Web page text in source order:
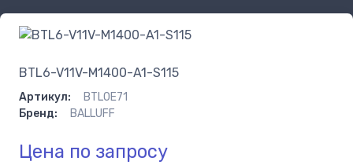
BTL6-V11V-M1400-A1-S115
Артикул:
BTL0E71
Бренд:
BALLUFF
Цена по запросу